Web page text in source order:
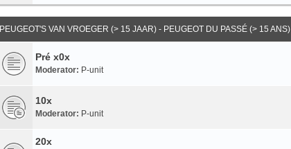
PEUGEOT'S VAN VROEGER (> 15 JAAR) - PEUGEOT DU PASSÉ (> 15 ANS)
Pré x0x
Moderator: P-unit
10x
Moderator: P-unit
20x